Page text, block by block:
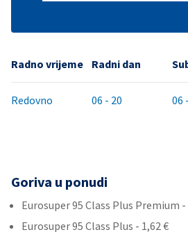
Radno vrijeme Radni dan
Redovno 06 - 20 06
Goriva u ponudi
Eurosuper 95 Class Plus Premium -
Eurosuper 95 Class Plus - 1,62 €